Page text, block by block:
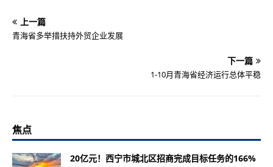
上一篇
青海省多举措扶持外贸企业发展
下一篇
1-10月青海省经济运行总体平稳
焦点
20亿元！西宁市城北区招商完成目标任务的166%